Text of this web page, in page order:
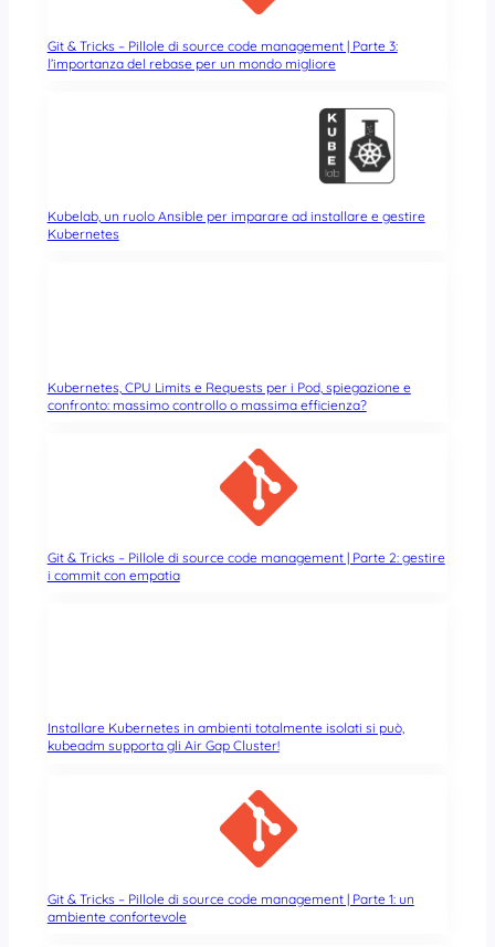
Git & Tricks – Pillole di source code management | Parte 3:
l’importanza del rebase per un mondo migliore
Kubelab, un ruolo Ansible per imparare ad installare e gestire
Kubernetes
Kubernetes, CPU Limits e Requests per i Pod, spiegazione e
confronto: massimo controllo o massima efficienza?
Git & Tricks – Pillole di source code management | Parte 2: gestire
i commit con empatia
Installare Kubernetes in ambienti totalmente isolati si può,
kubeadm supporta gli Air Gap Cluster!
Git & Tricks – Pillole di source code management | Parte 1: un
ambiente confortevole